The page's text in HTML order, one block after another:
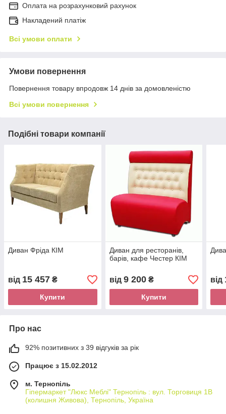
Оплата на розрахунковий рахунок
Накладений платіж
Всі умови оплати
Умови повернення
Повернення товару впродовж 14 днів за домовленістю
Всі умови повернення
Подібні товари компанії
Диван Фріда КІМ
від 15 457 ₴
Купити
Диван для ресторанів,
барів, кафе Честер КІМ
від 9 200₴
Купити
від
Про нас
92% позитивних з 39 відгуків за рік
Працює з 15.02.2012
м. Тернопіль
Гіпермаркет "Люкс Меблі" Тернопіль : вул. Торговиця 1В
(колишня Живова), Тернопіль, Україна